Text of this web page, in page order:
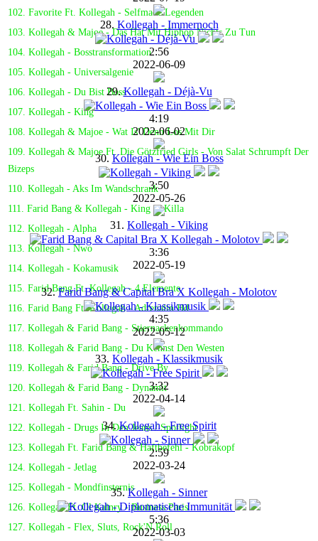
102. Favorite Ft. Kollegah - Selfmade Legenden
103. Kollegah & Majoe - Das Hat Mit Hiphop Nichts Zu Tun
104. Kollegah - Bosstransformation
105. Kollegah - Universalgenie
106. Kollegah - Du Bist Boss
107. Kollegah - King
108. Kollegah & Majoe - Wat Is' Denn Los Mit Dir
109. Kollegah & Majoe Ft. Die Götzfried Girls - Von Salat Schrumpft Der
Bizeps
110. Kollegah - Aks Im Wandschrank
111. Farid Bang & Kollegah - King & Killa
112. Kollegah - Alpha
113. Kollegah - Nwo
114. Kollegah - Kokamusik
115. Farid Bang Ft. Kollegah - 4 Elemente
116. Farid Bang Ft. Kollegah - Adrenalin Hd
117. Kollegah & Farid Bang - Stiernackenkommando
118. Kollegah & Farid Bang - Du Kennst Den Westen
119. Kollegah & Farid Bang - Drive By
120. Kollegah & Farid Bang - Dynamit
121. Kollegah Ft. Sahin - Du
122. Kollegah - Drugs In Den Jeans / Spotlight
123. Kollegah Ft. Farid Bang & Haftbefehl - Kobrakopf
124. Kollegah - Jetlag
125. Kollegah - Mondfinsternis
126. Kollegah Ft. Ol Kainry - Business Paris
127. Kollegah - Flex, Sluts, Rock'N Roll
28. Kollegah - Immernoch
2:56
2022-06-09
29.Kollegah - Déjà-Vu
4:19
2022-06-02
30. Kollegah - Wie Ein Boss
3:50
2022-05-26
31. Kollegah - Viking
3:36
2022-05-19
32.Farid Bang & Capital Bra X Kollegah - Molotov
4:35
2022-05-12
33. Kollegah - Klassikmusik
3:32
2022-04-14
34.Kollegah - Free Spirit
2:59
2022-03-24
35.Kollegah - Sinner
5:36
2022-03-03